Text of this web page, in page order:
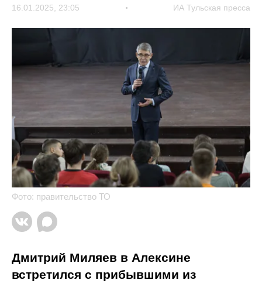
16.01.2025, 23:05 ИА Тульская пресса
Фото: правительство ТО
Дмитрий Миляев в Алексине
встретился с прибывшими из